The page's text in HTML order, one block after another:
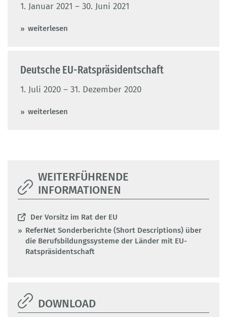
1. Januar 2021 – 30. Juni 2021
weiterlesen
Deutsche EU-Ratspräsidentschaft
1. Juli 2020 – 31. Dezember 2020
weiterlesen
WEITERFÜHRENDE
INFORMATIONEN
Der Vorsitz im Rat der EU
ReferNet Sonderberichte (Short Descriptions) über
die Berufsbildungssysteme der Länder mit EU-
Ratspräsidentschaft
DOWNLOAD